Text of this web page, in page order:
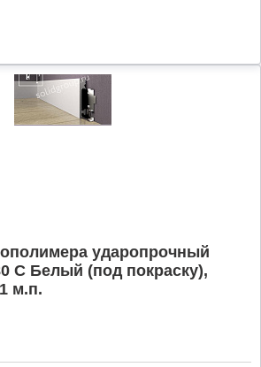
ударопрочный
C Белый (под покраску),
м.п.